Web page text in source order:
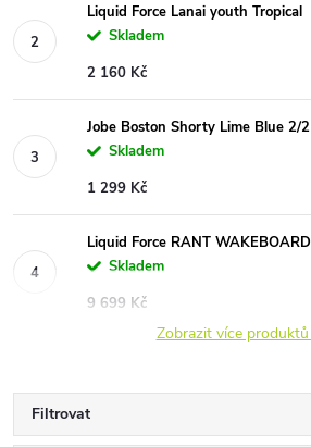
Liquid Force Lanai youth Tropical
Skladem
2 160 Kč
Jobe Boston Shorty Lime Blue 2/2
Skladem
1 299 Kč
Liquid Force RANT WAKEBOARD
Skladem
9 699 Kč
Zobrazit více produktů
Filtrovat